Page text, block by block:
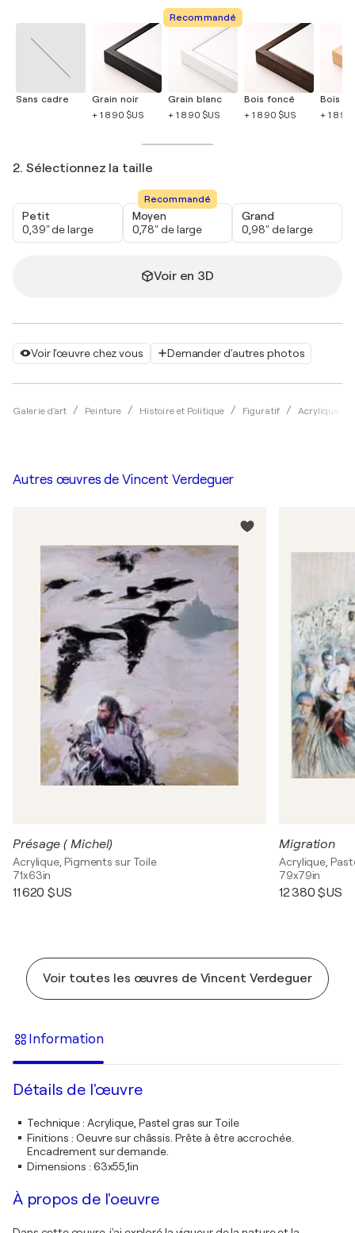
Voir l'œuvre chez vous Demander d'autres photos
Galerie d'art Peinture Histoire et Politique Figuratif Acrylique
Sans cadre
Grain noir
+ 1 890 $US
Recommandé
Grain blanc
+ 1 890 $US
Bois foncé
+ 1 890 $US
Bois
+ 1 890
2. Sélectionnez la taille
Petit
0,39" de large
Recommandé
Moyen
0,78" de large
Grand
0,98" de large
Voir en 3D
Autres œuvres de Vincent Verdeguer
Présage ( Michel)
Acrylique, Pigments sur Toile
71x63in
11 620 $US
Migration
Acrylique,
79x79in
12 380 $US
Voir toutes les œuvres de Vincent Verdeguer
Information
Détails de l'œuvre
Technique: Acrylique, Pastel gras sur Toile
Finitions : Oeuvre sur châssis. Prête à être accrochée.
Encadrement sur demande.
Dimensions : 63x55,1in
À propos de l'oeuvre